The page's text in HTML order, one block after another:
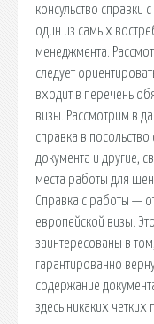
консульство
один из самых
менеджмента.
следует
входит в перечень
визы. Рассмотрим в
справка в
документа и другие,
места работы для
Справка с работы —
европейской визы.
заинтересованы в
гарантированно
содержание
здесь никаких